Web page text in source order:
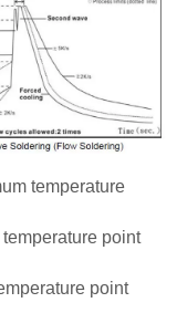
temperature
point
point